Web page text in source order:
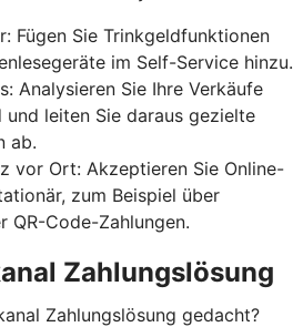
Fügen Sie Trinkgeldfunktionen
im Self-Service hinzu.
Analysieren Sie Ihre Verkäufe
und leiten Sie daraus gezielte
ab.
vor Ort: Akzeptieren Sie Online-
zum Beispiel über
QR-Code-Zahlungen.
Zahlungslösung
Zahlungslösung gedacht?